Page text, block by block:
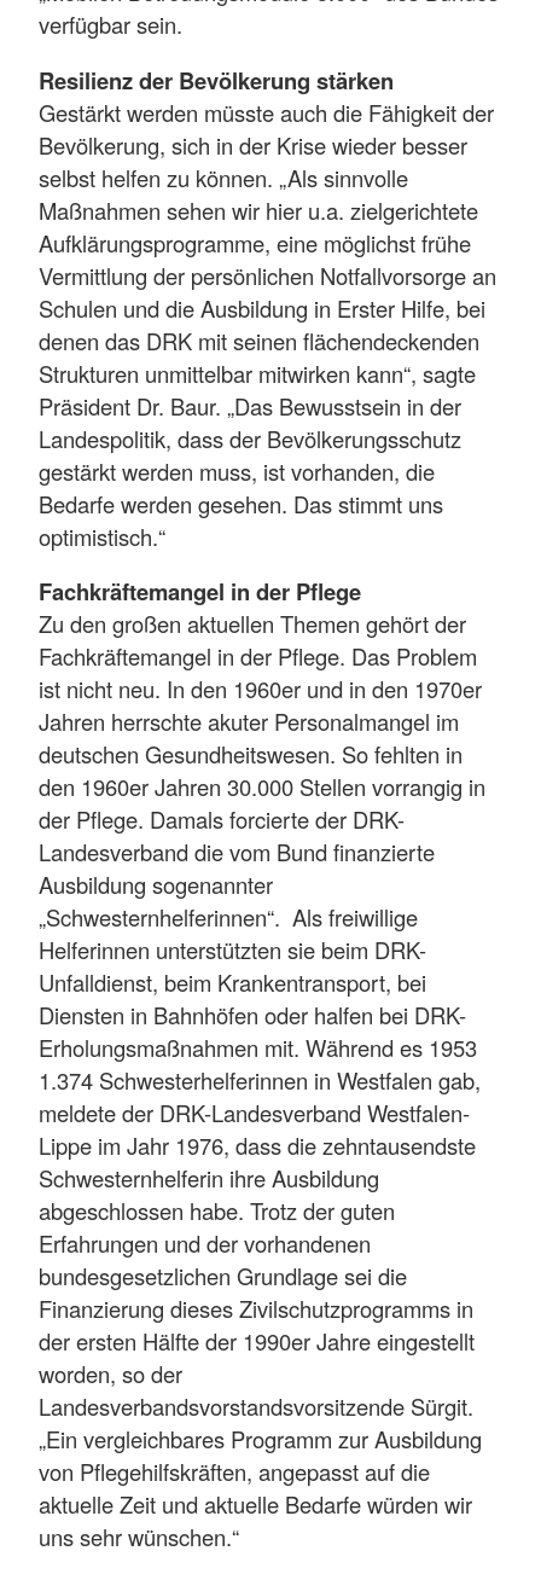
verfügbar sein.
Resilienz der Bevölkerung stärken
Gestärkt werden müsste auch die Fähigkeit der
Bevölkerung, sich in der Krise wieder besser
selbst helfen zu können. „Als sinnvolle
Maßnahmen sehen wir hier u.a. zielgerichtete
Aufklärungsprogramme, eine möglichst frühe
Vermittlung der persönlichen Notfallvorsorge an
Schulen und die Ausbildung in Erster Hilfe, bei
denen das DRK mit seinen flächendeckenden
Strukturen unmittelbar mitwirken kann“, sagte
Präsident Dr. Baur. „Das Bewusstsein in der
Landespolitik, dass der Bevölkerungsschutz
gestärkt werden muss, ist vorhanden, die
Bedarfe werden gesehen. Das stimmt uns
optimistisch.“
Fachkräftemangel in der Pflege
Zu den großen aktuellen Themen gehört der
Fachkräftemangel in der Pflege. Das Problem
ist nicht neu. In den 1960er und in den 1970er
Jahren herrschte akuter Personalmangel im
deutschen Gesundheitswesen. So fehlten in
den 1960er Jahren 30.000 Stellen vorrangig in
der Pflege. Damals forcierte der DRK-
Landesverband die vom Bund finanzierte
Ausbildung sogenannter
„Schwesternhelferinnen“. Als freiwillige
Helferinnen unterstützten sie beim DRK-
Unfalldienst, beim Krankentransport, bei
Diensten in Bahnhöfen oder halfen bei DRK-
Erholungsmaßnahmen mit. Während es 1953
1.374 Schwesterhelferinnen in Westfalen gab,
meldete der DRK-Landesverband Westfalen-
Lippe im Jahr 1976, dass die zehntausendste
Schwesternhelferin ihre Ausbildung
abgeschlossen habe. Trotz der guten
Erfahrungen und der vorhandenen
bundesgesetzlichen Grundlage sei die
Finanzierung dieses Zivilschutzprogramms in
der ersten Hälfte der 1990er Jahre eingestellt
worden, so der
Landesverbandsvorstandsvorsitzende Sürgit.
„Ein vergleichbares Programm zur Ausbildung
von Pflegehilfskräften, angepasst auf die
aktuelle Zeit und aktuelle Bedarfe würden wir
uns sehr wünschen.“